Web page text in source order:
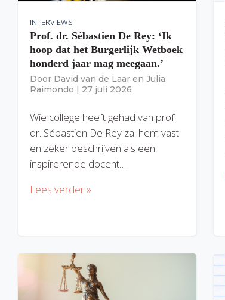
INTERVIEWS
Prof. dr. Sébastien De Rey: ‘Ik
hoop dat het Burgerlijk Wetboek
honderd jaar mag meegaan.’
Door David van de Laar en Julia
Raimondo | 27 juli 2026
Wie college heeft gehad van prof.
dr. Sébastien De Rey zal hem vast
en zeker beschrijven als een
inspirerende docent…
Lees verder »